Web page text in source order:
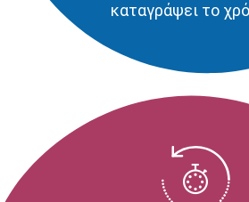
καταγράψει το